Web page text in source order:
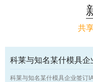
共
科莱与知名某什模具企业签订